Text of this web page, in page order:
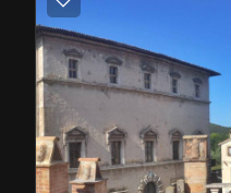
Giardino
Posto auto/Box
Balcone/Terrazzo